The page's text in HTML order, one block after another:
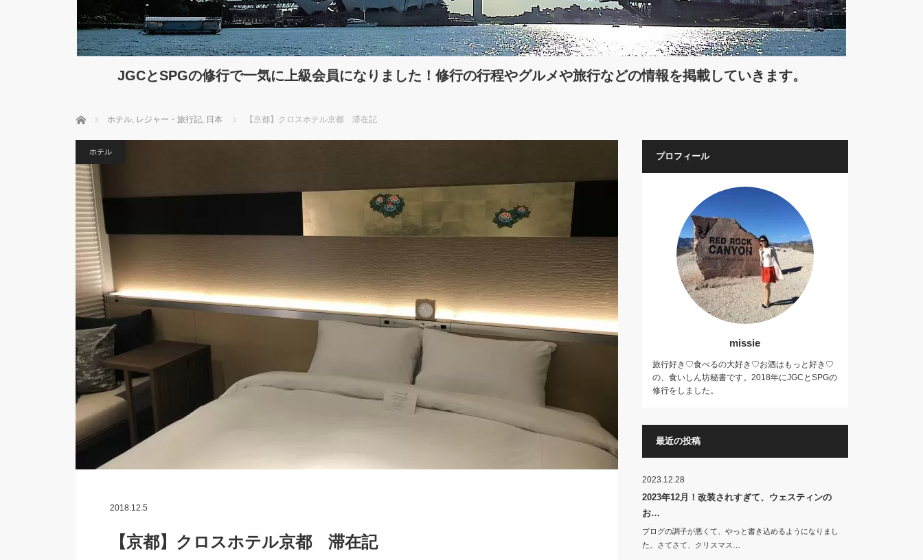
JGCとSPGの修行で一気に上級会員になりました！修行の行程やグルメや旅行などの情報を掲載していきます。
ホーム ホテル, レジャー・旅行記, 日本 【京都】クロスホテル京都 滞在記
ホテル
2018.12.5
【京都】クロスホテル京都 滞在記
プロフィール
missie
旅行好き♡食べるの大好き♡お酒はもっと好き♡
の、食いしん坊秘書です。2018年にJGCとSPGの
修行をしました。
最近の投稿
2023.12.28
2023年12月！改装されすぎて、ウェスティンの
お…
ブログの調子が悪くて、やっと書き込めるようになりまし
た。さてさて、クリスマス…